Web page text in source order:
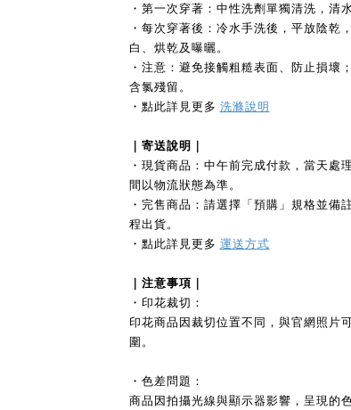
・第一次穿著：中性洗劑單獨清洗，清
・每次穿著後：冷水手洗後，平放陰乾
白、烘乾及曝曬。
・注意：避免接觸粗糙表面、防止損壞
含氯殘留。
・點此詳見更多 洗滌說明
｜寄送說明｜
・現貨商品：中午前完成付款，當天處
間以物流狀態為準。
・完售商品：請選擇「預購」規格並備
程出貨。
・點此詳見更多 運送方式
｜注意事項｜
・印花裁切：
印花商品因裁切位置不同，與官網照片
圍。
・色差問題：
商品因拍攝光線與顯示器影響，呈現的